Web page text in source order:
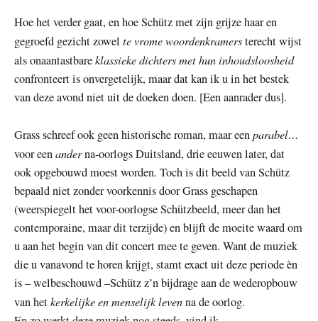
Hoe het verder gaat, en hoe Schütz met zijn grijze haar en
gegroefd gezicht zowel te vrome woordenkramersterecht wijst
als onaantastbareklassieke dichters met hun inhoudsloosheid
confronteert is onvergetelijk, maar dat kan ik u in het bestek
van deze avond niet uit de doeken doen. [Een aanrader dus].
Grass schreef ook geen historische roman, maar eenparabel…
voor eenanderna-oorlogs Duitsland, drie eeuwen later, dat
ook opgebouwd moest worden. Toch is dit beeld van Schütz
bepaald niet zonder voorkennis door Grass geschapen
(weerspiegelt het voor-oorlogse Schützbeeld, meer dan het
contemporaine, maar dit terzijde) en blijft de moeite waard om
u aan het begin van dit concert mee te geven. Want de muziek
die u vanavond te horen krijgt, stamt exact uit deze periode èn
is – welbeschouwd –Schütz z’n bijdrage aan de wederopbouw
van hetkerkelijke en menselijk levenna de oorlog.